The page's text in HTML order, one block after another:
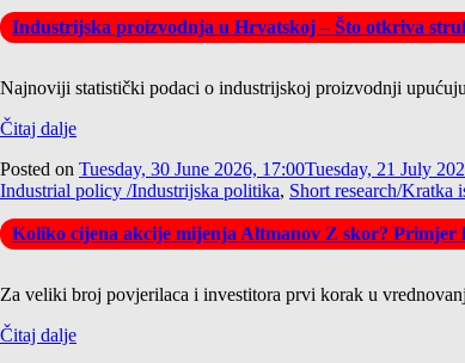
Industrijska proizvodnja u Hrvatskoj – Što otkriva
Najnoviji statistički podaci o industrijskoj proizvodnji
Čitaj dalje
Posted on Tuesday, 30 June 2026, 17:00Tuesday, 21 July
Industrial policy /Industrijska politika, Short research/Kratka
Koliko cijena akcije mijenja Altmanov Z skor? Primjer
Za veliki broj povjerilaca i investitora prvi korak u
Čitaj dalje